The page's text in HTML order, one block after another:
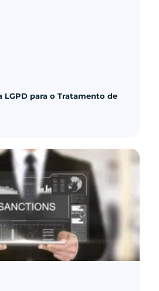
LGPD para o Tratamento de